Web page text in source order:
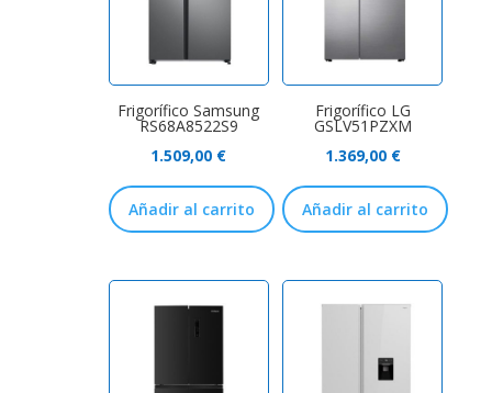
Frigorífico Samsung
RS68A8522S9
1.509,00 €
Añadir al carrito
Frigorífico LG
GSLV51PZXM
1.369,00 €
Añadir al carrito